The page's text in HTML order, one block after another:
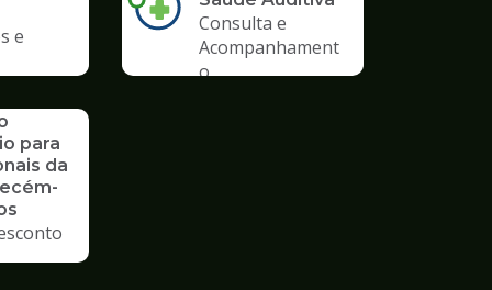
e
Consulta e
Acompanhament
o
para
da